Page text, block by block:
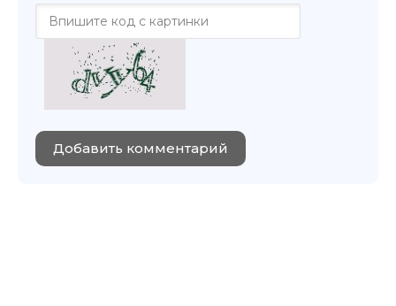
Добавить комментарий